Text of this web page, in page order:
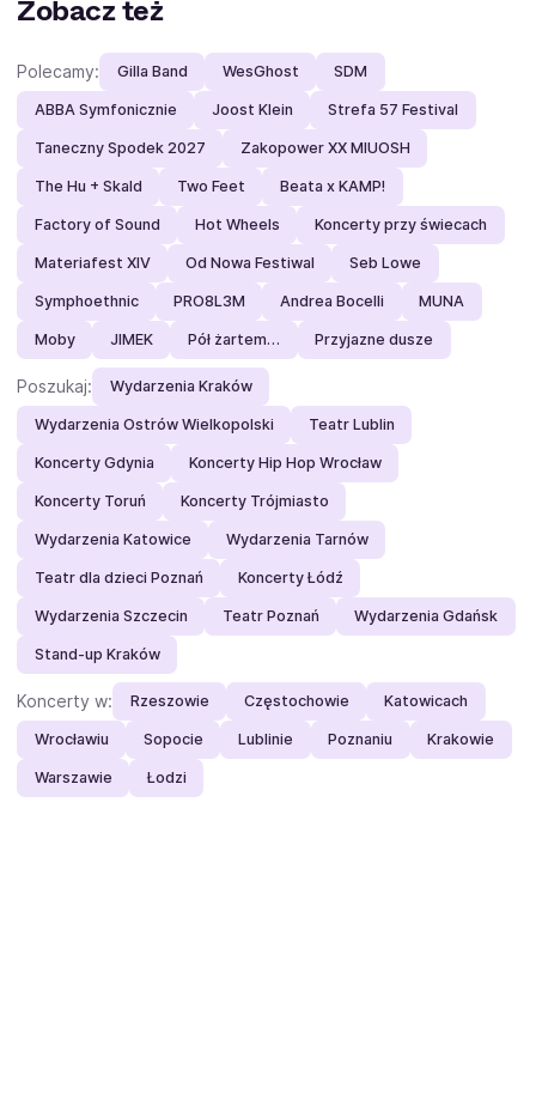
Zobacz też
Polecamy: Gilla Band WesGhost SDM
ABBA Symfonicznie Joost Klein Strefa 57 Festival
Taneczny Spodek 2027 Zakopower XX MIUOSH
The Hu + Skald Two Feet Beata x KAMP!
Factory of Sound Hot Wheels Koncerty przy świecach
Materiafest XIV Od Nowa Festiwal Seb Lowe
Symphoethnic PRO8L3M Andrea Bocelli MUNA
Moby JIMEK Pół żartem… Przyjazne dusze
Poszukaj: Wydarzenia Kraków
Wydarzenia Ostrów Wielkopolski Teatr Lublin
Koncerty Gdynia Koncerty Hip Hop Wrocław
Koncerty Toruń Koncerty Trójmiasto
Wydarzenia Katowice Wydarzenia Tarnów
Teatr dla dzieci Poznań Koncerty Łódź
Wydarzenia Szczecin Teatr Poznań Wydarzenia Gdańsk
Stand-up Kraków
Koncerty w: Rzeszowie Częstochowie Katowicach
Wrocławiu Sopocie Lublinie Poznaniu Krakowie
Warszawie Łodzi